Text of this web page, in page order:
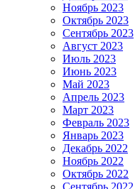
Ноябрь 2023
Октябрь 2023
Сентябрь 2023
Август 2023
Июль 2023
Июнь 2023
Май 2023
Апрель 2023
Март 2023
Февраль 2023
Январь 2023
Декабрь 2022
Ноябрь 2022
Октябрь 2022
Сентябрь 2022